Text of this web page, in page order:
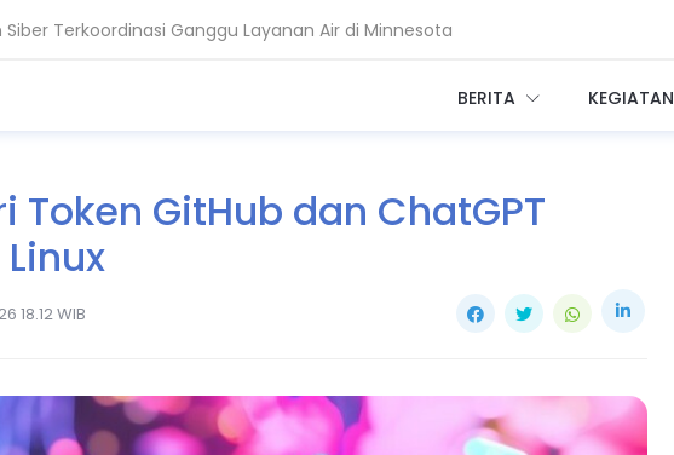
Siber Terkoordinasi Ganggu Layanan Air di Minnesota
Meningkat, Pakar Telkom Minta Zero Trust DiperkuatBERITA KEGIATAN
Token GitHub dan ChatGPT
18.12 WIB